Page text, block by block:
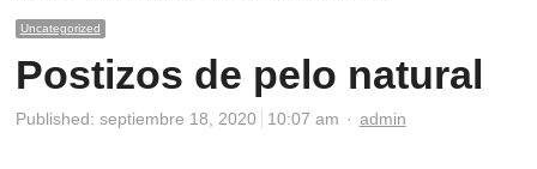
Uncategorized
Postizos de pelo natural
Published: septiembre 18, 2020 10:07 am Author
admin